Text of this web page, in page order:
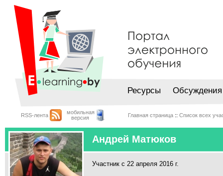
Ресурсы Обсуждения
RSS-лента
мобильная
версия
Главная страница :: Список всех
Андрей Матюков
Участник с 22 апреля 2016 г.